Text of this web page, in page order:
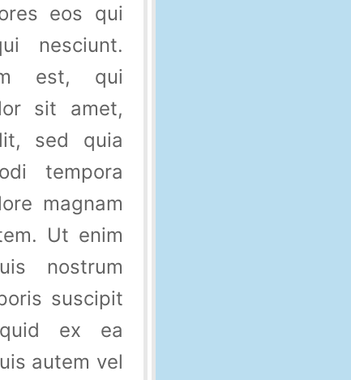
eos qui
nesciunt.
est, qui
sit amet,
sed quia
tempora
magnam
Ut enim
nostrum
suscipit
ex ea
autem vel